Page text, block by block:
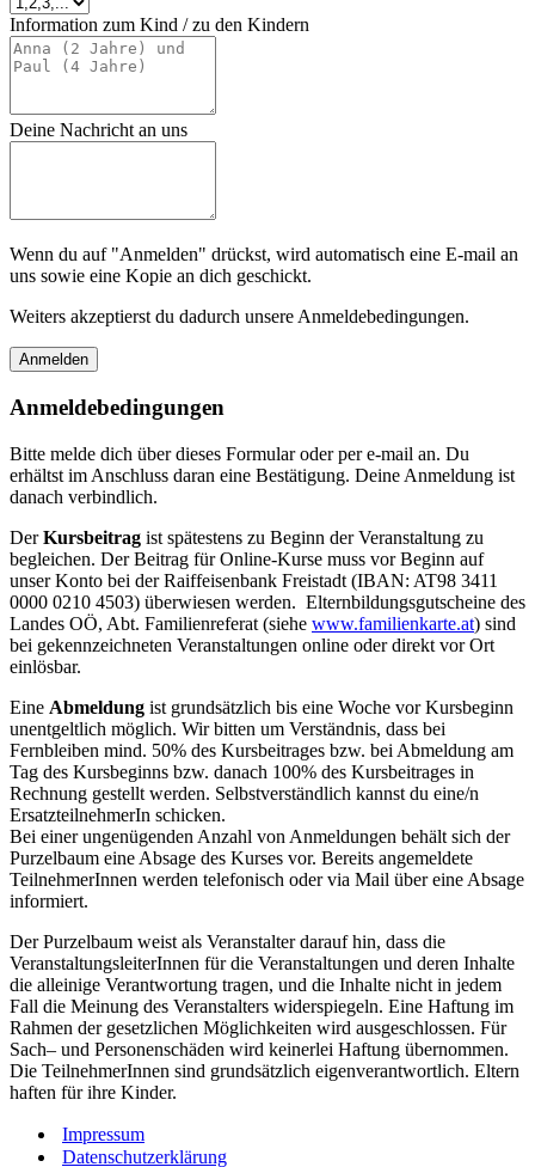
Information zum Kind / zu den Kindern
Deine Nachricht an uns
Wenn du auf "Anmelden" drückst, wird automatisch eine E-mail an
uns sowie eine Kopie an dich geschickt.
Weiters akzeptierst du dadurch unsere Anmeldebedingungen.
Anmeldebedingungen
Bitte melde dich über dieses Formular oder per e-mail an. Du
erhältst im Anschluss daran eine Bestätigung. Deine Anmeldung ist
danach verbindlich.
DerKursbeitrag ist spätestens zu Beginn der Veranstaltung zu
begleichen. Der Beitrag für Online-Kurse muss vor Beginn auf
unser Konto bei der Raiffeisenbank Freistadt (IBAN: AT98 3411
0000 0210 4503) überwiesen werden. Elternbildungsgutscheine des
Landes OÖ, Abt. Familienreferat (siehe www.familienkarte.at) sind
bei gekennzeichneten Veranstaltungen online oder direkt vor Ort
einlösbar.
Eine Abmeldung ist grundsätzlich bis eine Woche vor Kursbeginn
unentgeltlich möglich. Wir bitten um Verständnis, dass bei
Fernbleiben mind. 50% des Kursbeitrages bzw. bei Abmeldung am
Tag des Kursbeginns bzw. danach 100% des Kursbeitrages in
Rechnung gestellt werden. Selbstverständlich kannst du eine/n
ErsatzteilnehmerIn schicken.
Bei einer ungenügenden Anzahl von Anmeldungen behält sich der
Purzelbaum eine Absage des Kurses vor. Bereits angemeldete
TeilnehmerInnen werden telefonisch oder via Mail über eine Absage
informiert.
Der Purzelbaum weist als Veranstalter darauf hin, dass die
VeranstaltungsleiterInnen für die Veranstaltungen und deren Inhalte
die alleinige Verantwortung tragen, und die Inhalte nicht in jedem
Fall die Meinung des Veranstalters widerspiegeln. Eine Haftung im
Rahmen der gesetzlichen Möglichkeiten wird ausgeschlossen. Für
Sach– und Personenschäden wird keinerlei Haftung übernommen.
Die TeilnehmerInnen sind grundsätzlich eigenverantwortlich. Eltern
haften für ihre Kinder.
Impressum
Datenschutzerklärung